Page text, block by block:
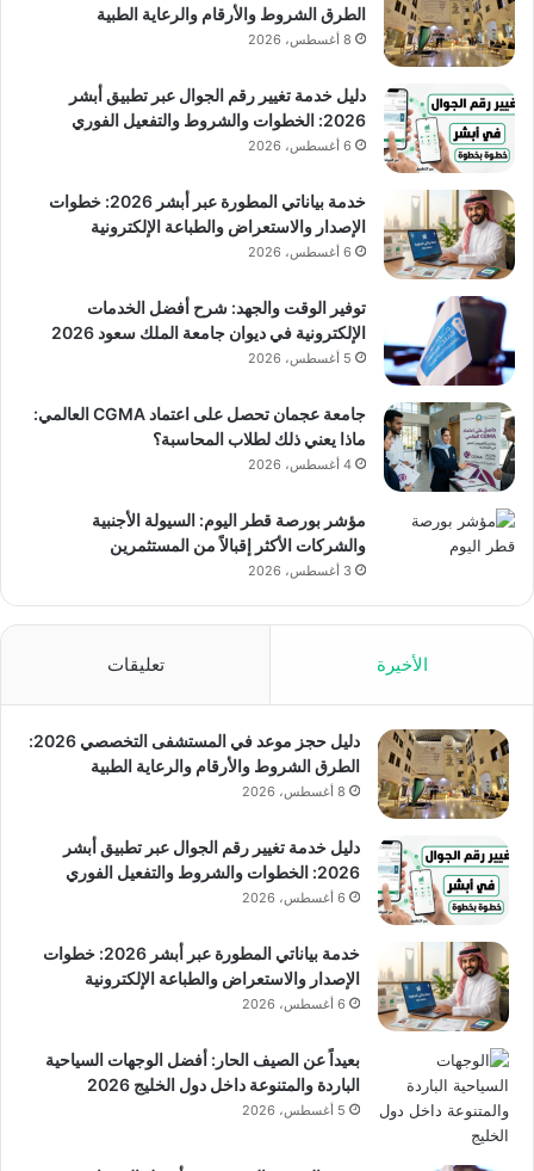
الطرق الشروط والأرقام والرعاية الطبية
8 أغسطس، 2026
دليل خدمة تغيير رقم الجوال عبر تطبيق أبشر
2026: الخطوات والشروط والتفعيل الفوري
6 أغسطس، 2026
خدمة بياناتي المطورة عبر أبشر 2026: خطوات
الإصدار والاستعراض والطباعة الإلكترونية
6 أغسطس، 2026
توفير الوقت والجهد: شرح أفضل الخدمات
الإلكترونية في ديوان جامعة الملك سعود 2026
5 أغسطس، 2026
جامعة عجمان تحصل على اعتماد CGMA العالمي:
ماذا يعني ذلك لطلاب المحاسبة؟
4 أغسطس، 2026
مؤشر بورصة قطر اليوم: السيولة الأجنبية
والشركات الأكثر إقبالاً من المستثمرين
3 أغسطس، 2026
الأخيرة تعليقات
دليل حجز موعد في المستشفى التخصصي 2026:
الطرق الشروط والأرقام والرعاية الطبية
8 أغسطس، 2026
دليل خدمة تغيير رقم الجوال عبر تطبيق أبشر
2026: الخطوات والشروط والتفعيل الفوري
6 أغسطس، 2026
خدمة بياناتي المطورة عبر أبشر 2026: خطوات
الإصدار والاستعراض والطباعة الإلكترونية
6 أغسطس، 2026
بعيداً عن الصيف الحار: أفضل الوجهات السياحية
الباردة والمتنوعة داخل دول الخليج 2026
5 أغسطس، 2026